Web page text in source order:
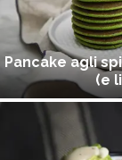
Pancake agli
(e